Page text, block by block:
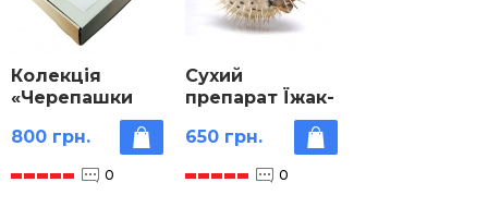
Колекція
«Черепашки
800 грн.
0
Сухий
препарат Їжак-
риба морська
650 грн.
0